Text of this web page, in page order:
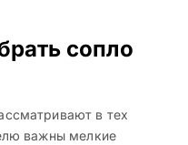
сопло
в тех
важны мелкие